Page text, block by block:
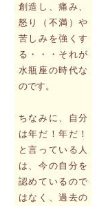
創造し、痛み、
怒り（不満）や
苦しみを強くす
る・・・それが
水瓶座の時代な
のです。
ちなみに、自分
は年だ！年だ！
と言っている人
は、今の自分を
認めているので
はなく、過去の